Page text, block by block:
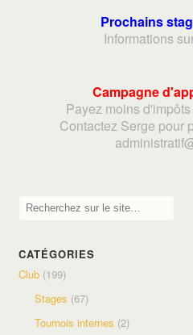
Prochains
Informations
Campagne
Payez moins
Contactez Serge pour
adminis
CATÉGORIES
Club (199)
Stages (67)
Tournois internes (2)